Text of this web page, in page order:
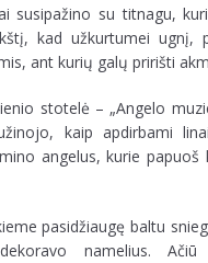
susipažino su titnagu,
kad užkurtumei ugnį,
ant kurių galų pririšti
stotelė – „Angelo
kaip apdirbami
angelus, kurie papuoš
pasidžiaugę baltu
namelius. Ačiū